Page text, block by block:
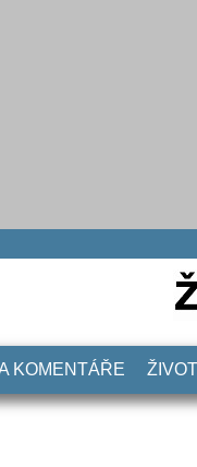
KOMENTÁŘE